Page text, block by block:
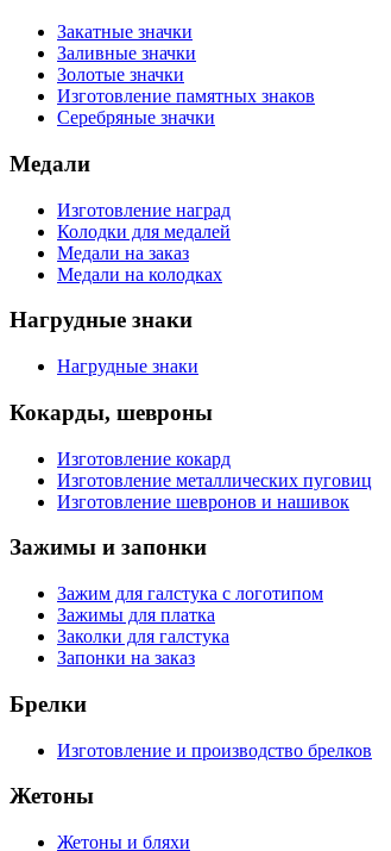
Закатные значки
Заливные значки
Золотые значки
Изготовление памятных знаков
Серебряные значки
Медали
Изготовление наград
Колодки для медалей
Медали на заказ
Медали на колодках
Нагрудные знаки
Нагрудные знаки
Кокарды, шевроны
Изготовление кокард
Изготовление металлических пуговиц
Изготовление шевронов и нашивок
Зажимы и запонки
Зажим для галстука с логотипом
Зажимы для платка
Заколки для галстука
Запонки на заказ
Брелки
Изготовление и производство брелков
Жетоны
Жетоны и бляхи